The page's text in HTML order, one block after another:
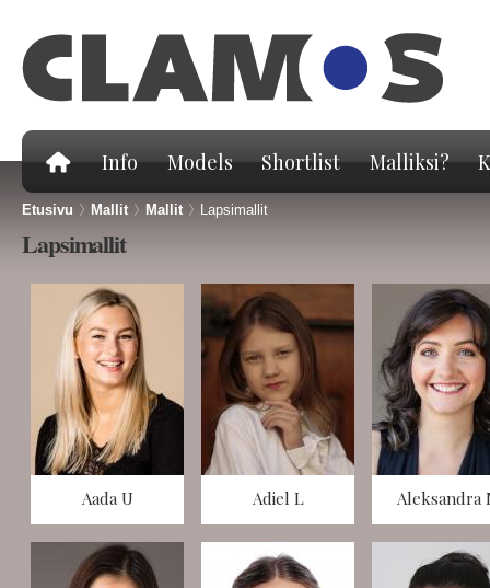
Info Models Shortlist Malliksi?
Etusivu > Mallit> Mallit> Lapsimallit
Lapsimallit
Aada U Adiel L Aleksandra
Sivut